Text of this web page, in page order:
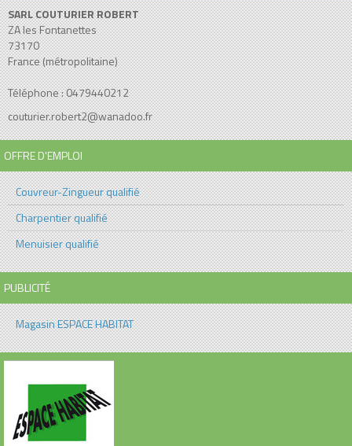
SARL COUTURIER ROBERT
ZA les Fontanettes
73170
France (métropolitaine)
Téléphone : 0479440212
couturier.robert2@wanadoo.fr
OFFRE D'EMPLOI
Couvreur-Zingueur qualifié
Charpentier qualifié
Menuisier qualifié
PUBLICITÉ
Magasin ESPACE HABITAT